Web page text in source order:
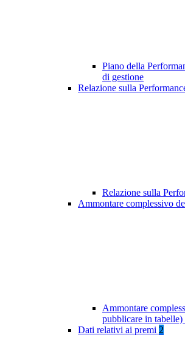
Piano della
di gestione
Relazione sulla
Relazione sulla
Ammontare complessivo
Ammontare
pubblicare in tabelle)
Dati relativi ai premi 2